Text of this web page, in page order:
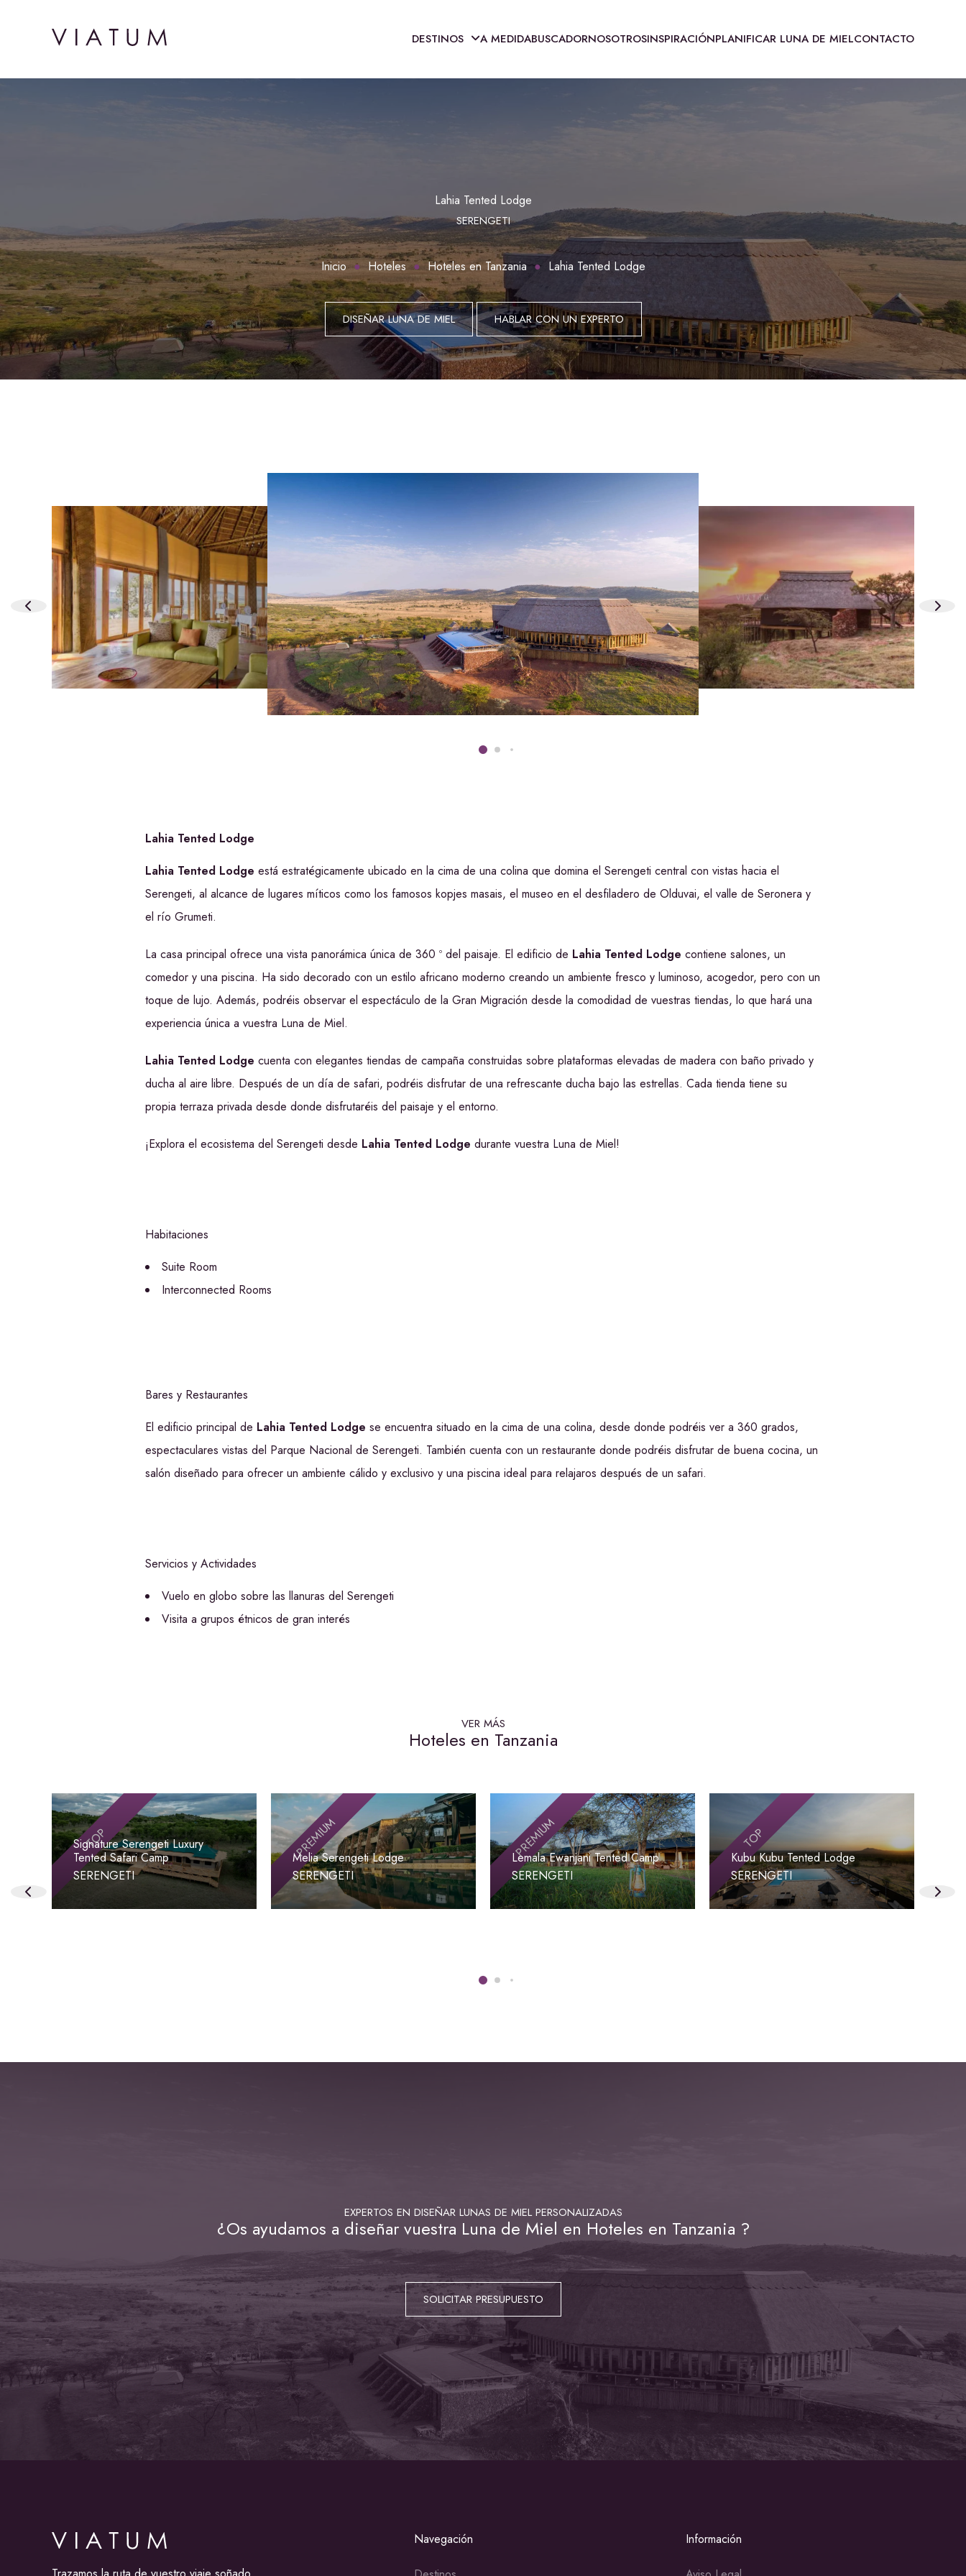
DESTINOS A MEDIDABUSCADORNOSOTROSINSPIRACIÓNPLANIFICAR LUNA DE MIELCONTACTO
Lahia Tented Lodge
SERENGETI
Inicio Hoteles Hoteles en Tanzania Lahia Tented Lodge
DISEÑAR LUNA DE MIEL HABLAR CON UN EXPERTO
Lahia Tented Lodge
Lahia Tented Lodge está estratégicamente ubicado en la cima de una colina que domina el Serengeti central con vistas hacia el
Serengeti, al alcance de lugares míticos como los famosos kopjes masais, el museo en el desfiladero de Olduvai, el valle de Seronera y
el río Grumeti.
La casa principal ofrece una vista panorámica única de 360 ​​º del paisaje. El edificio de Lahia Tented Lodge contiene salones, un
comedor y una piscina. Ha sido decorado con un estilo africano moderno creando un ambiente fresco y luminoso, acogedor, pero con un
toque de lujo. Además, podréis observar el espectáculo de la Gran Migración desde la comodidad de vuestras tiendas, lo que hará una
experiencia única a vuestra Luna de Miel.
Lahia Tented Lodge cuenta con elegantes tiendas de campaña construidas sobre plataformas elevadas de madera con baño privado y
ducha al aire libre. Después de un día de safari, podréis disfrutar de una refrescante ducha bajo las estrellas. Cada tienda tiene su
propia terraza privada desde donde disfrutaréis del paisaje y el entorno.
¡Explora el ecosistema del Serengeti desde Lahia Tented Lodge durante vuestra Luna de Miel!
Habitaciones
Suite Room
Interconnected Rooms
Bares y Restaurantes
El edificio principal de Lahia Tented Lodge se encuentra situado en la cima de una colina, desde donde podréis ver a 360 grados,
espectaculares vistas del Parque Nacional de Serengeti. También cuenta con un restaurante donde podréis disfrutar de buena cocina, un
salón diseñado para ofrecer un ambiente cálido y exclusivo y una piscina ideal para relajaros después de un safari.
Servicios y Actividades
Vuelo en globo sobre las llanuras del Serengeti
Visita a grupos étnicos de gran interés
VER MÁS
Hoteles en Tanzania
TOP
Signature Serengeti Luxury
Tented Safari Camp
SERENGETI
PREMIUM
Melia Serengeti Lodge
SERENGETI
PREMIUM
Lemala Ewanjani Tented Camp
SERENGETI
TOP
Kubu Kubu Tented Lodge
SERENGETI
EXPERTOS EN DISEÑAR LUNAS DE MIEL PERSONALIZADAS
¿Os ayudamos a diseñar vuestra Luna de Miel en Hoteles en Tanzania ?
SOLICITAR PRESUPUESTO
Navegación Información